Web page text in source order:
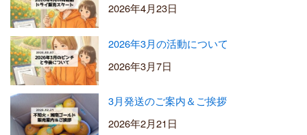
2026年4月23日
2026年3月の活動について
2026年3月7日
3月発送のご案内＆ご挨拶
2026年2月21日